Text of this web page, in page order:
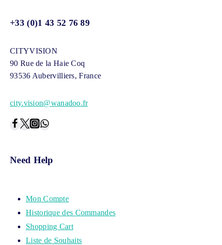
+33 (0)1 43 52 76 89
CITYVISION
90 Rue de la Haie Coq
93536 Aubervilliers, France
city.vision@wanadoo.fr
Need Help
Mon Compte
Historique des Commandes
Shopping Cart
Liste de Souhaits